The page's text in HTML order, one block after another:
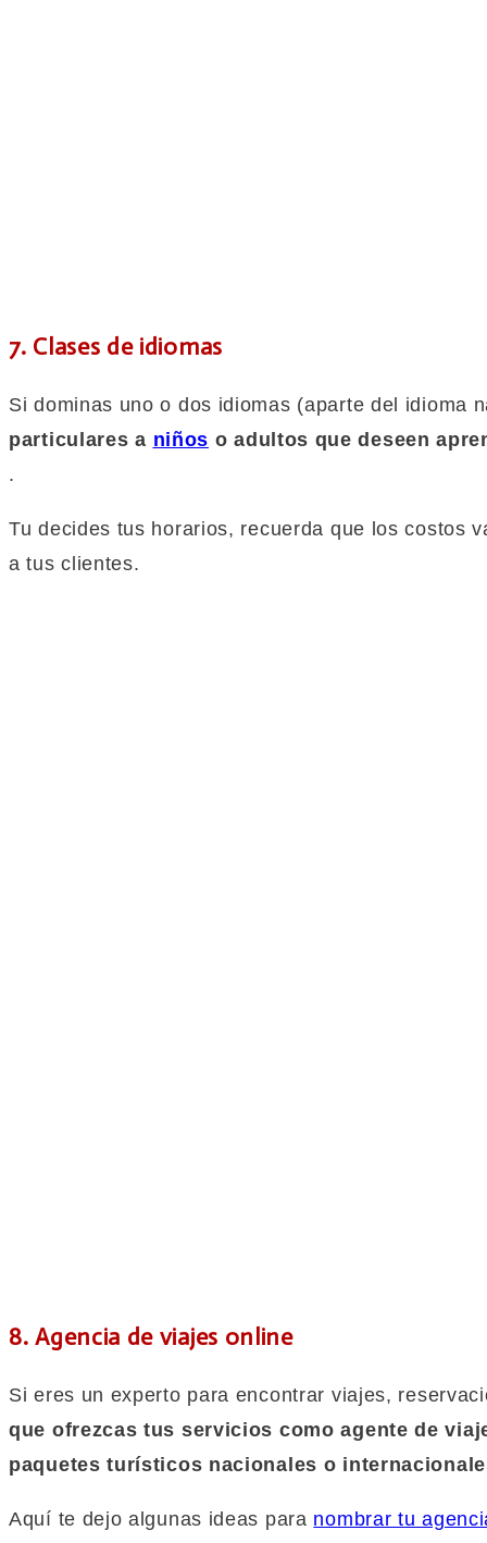
7. Clases de idiomas
Si dominas uno o dos idiomas (aparte del idioma
particulares a niños o adultos que deseen
.
Tu decides tus horarios, recuerda que los costos
a tus clientes.
8. Agencia de viajes online
Si eres un experto para encontrar viajes,
que ofrezcas tus servicios como agente de
paquetes turísticos nacionales o
Aquí te dejo algunas ideas para nombrar tu